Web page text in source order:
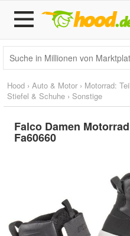
Hood › Auto & Motor › Motorrad:
Stiefel & Schuhe › Sonstige
Falco Damen
Fa60660